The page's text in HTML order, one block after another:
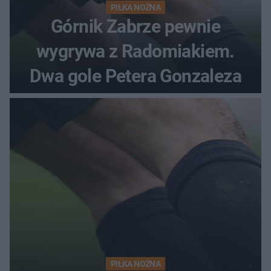
PIŁKA NOŻNA
Górnik Zabrze pewnie
wygrywa z Radomiakiem.
Dwa gole Petera Gonzaleza
PIŁKA NOŻNA